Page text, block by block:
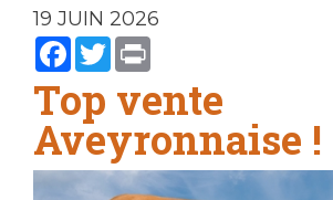
19 JUIN 2026
Facebook
Twitter
Top vente
Aveyronnaise !